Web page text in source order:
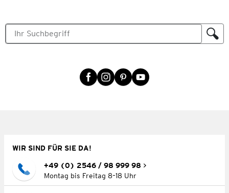
WIR SIND FÜR SIE DA!
+49 (0) 2546 / 98 999 98
Montag bis Freitag 8–18 Uhr